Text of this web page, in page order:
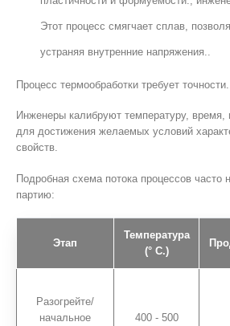
Этот процесс смягчает сплав,
устраняя внутренние напряжения..
Процесс термообработки требует точности..
Инженеры калибруют температуру, время,
для достижения желаемых условий
свойств.
Подробная схема потока процессов часто
партию:
Этап
Температура
(° C.)
Разогрейте/
начальное
400 - 500